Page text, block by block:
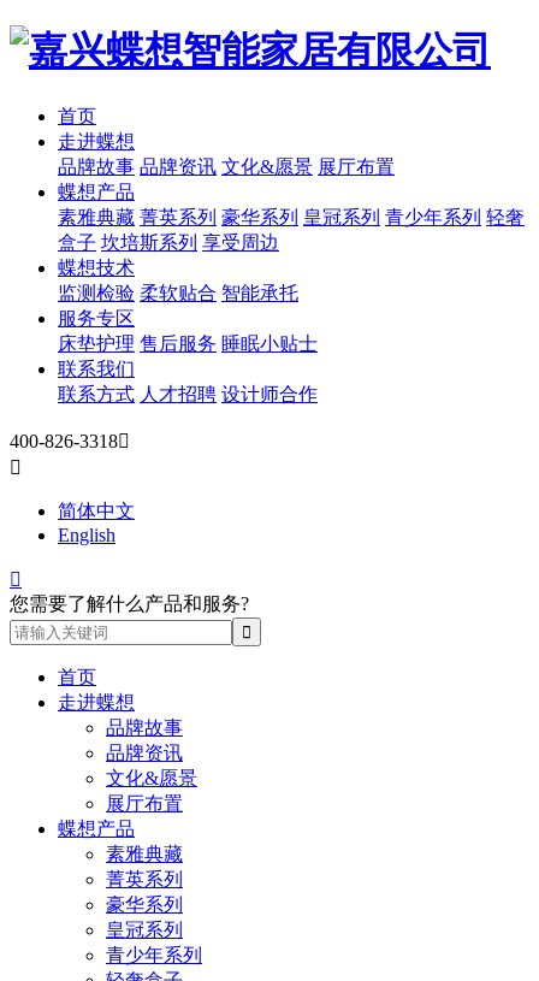
首页
走进蝶想
品牌故事 品牌资讯 文化&愿景 展厅布置
蝶想产品
素雅典藏 菁英系列 豪华系列 皇冠系列 青少年系列 轻奢
盒子 坎培斯系列 享受周边
蝶想技术
监测检验 柔软贴合 智能承托
服务专区
床垫护理 售后服务 睡眠小贴士
联系我们
联系方式 人才招聘 设计师合作
400-826-3318

简体中文
English

您需要了解什么产品和服务?
首页
走进蝶想
品牌故事
品牌资讯
文化&愿景
展厅布置
蝶想产品
素雅典藏
菁英系列
豪华系列
皇冠系列
青少年系列